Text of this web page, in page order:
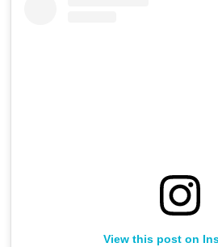
View this post on